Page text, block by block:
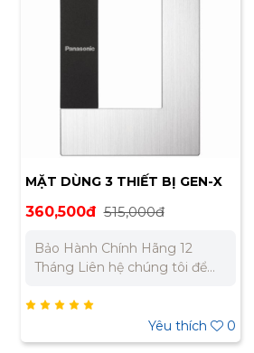
MẶT DÙNG 3 THIẾT BỊ GEN-X
WTEG6503S-1-G
360,500đ 515,000đ
Bảo Hành Chính Hãng 12
Tháng Liên hệ chúng tôi để
án. Miền Bắc : 0989 310 979 –
0902 303 733 – 0945 332 980
Yêu thích 0